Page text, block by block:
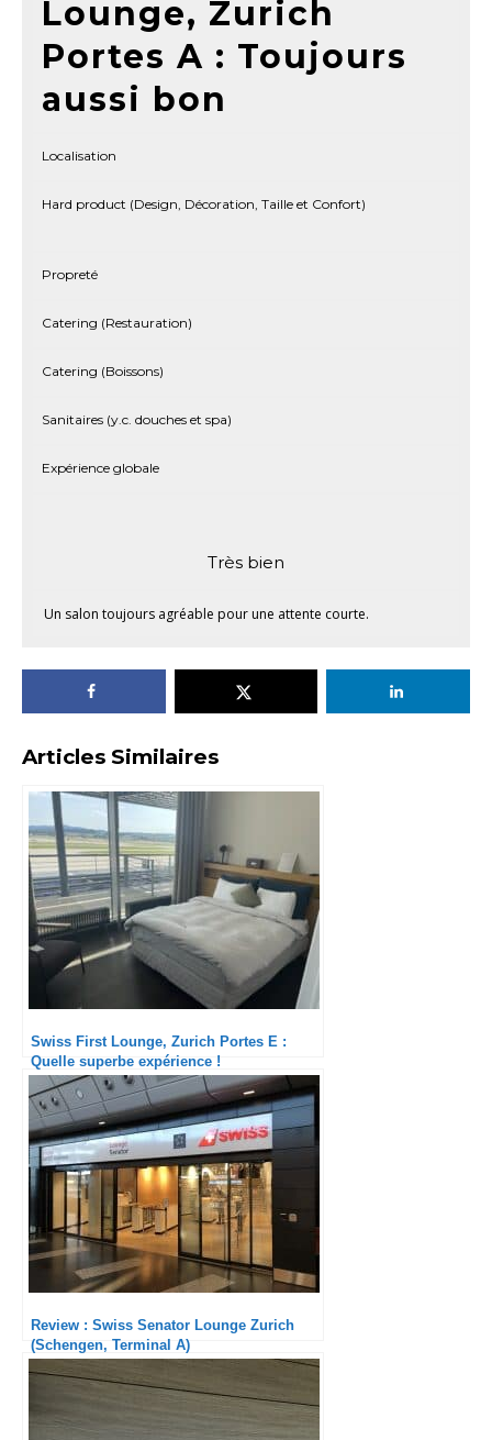
Lounge, Zurich
Portes A : Toujours
aussi bon
Localisation
Hard product (Design, Décoration, Taille et Confort)
Propreté
Catering (Restauration)
Catering (Boissons)
Sanitaires (y.c. douches et spa)
Expérience globale
Très bien
Un salon toujours agréable pour une attente courte.
Articles Similaires
Swiss First Lounge, Zurich Portes E :
Quelle superbe expérience !
Review : Swiss Senator Lounge Zurich
(Schengen, Terminal A)